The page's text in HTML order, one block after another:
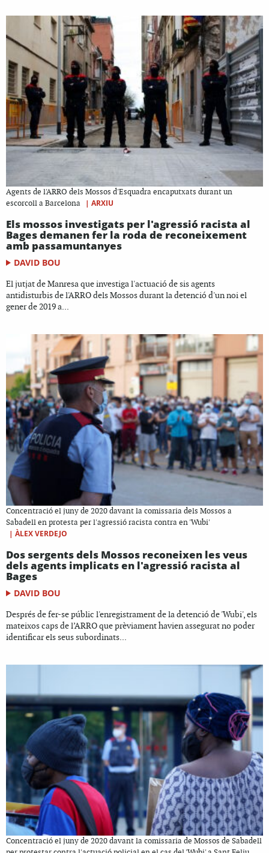
Agents de l'ARRO dels Mossos d'Esquadra encaputxats durant un
escorcoll a Barcelona
| ARXIU
Els mossos investigats per l'agressió racista al
Bages demanen fer la roda de reconeixement
amb passamuntanyes
DAVID BOU
El jutjat de Manresa que investiga l'actuació de sis agents
antidisturbis de l'ARRO dels Mossos durant la detenció d'un noi el
gener de 2019 a...
Concentració el juny de 2020 davant la comissaria dels Mossos a
Sabadell en protesta per l'agressió racista contra en 'Wubi'
| ÀLEX VERDEJO
Dos sergents dels Mossos reconeixen les veus
dels agents implicats en l'agressió racista al
Bages
DAVID BOU
Després de fer-se públic l'enregistrament de la detenció de 'Wubi', els
mateixos caps de l’ARRO que prèviament havien assegurat no poder
identificar els seus subordinats...
Concentració el juny de 2020 davant la comissaria de Mossos de Sabadell